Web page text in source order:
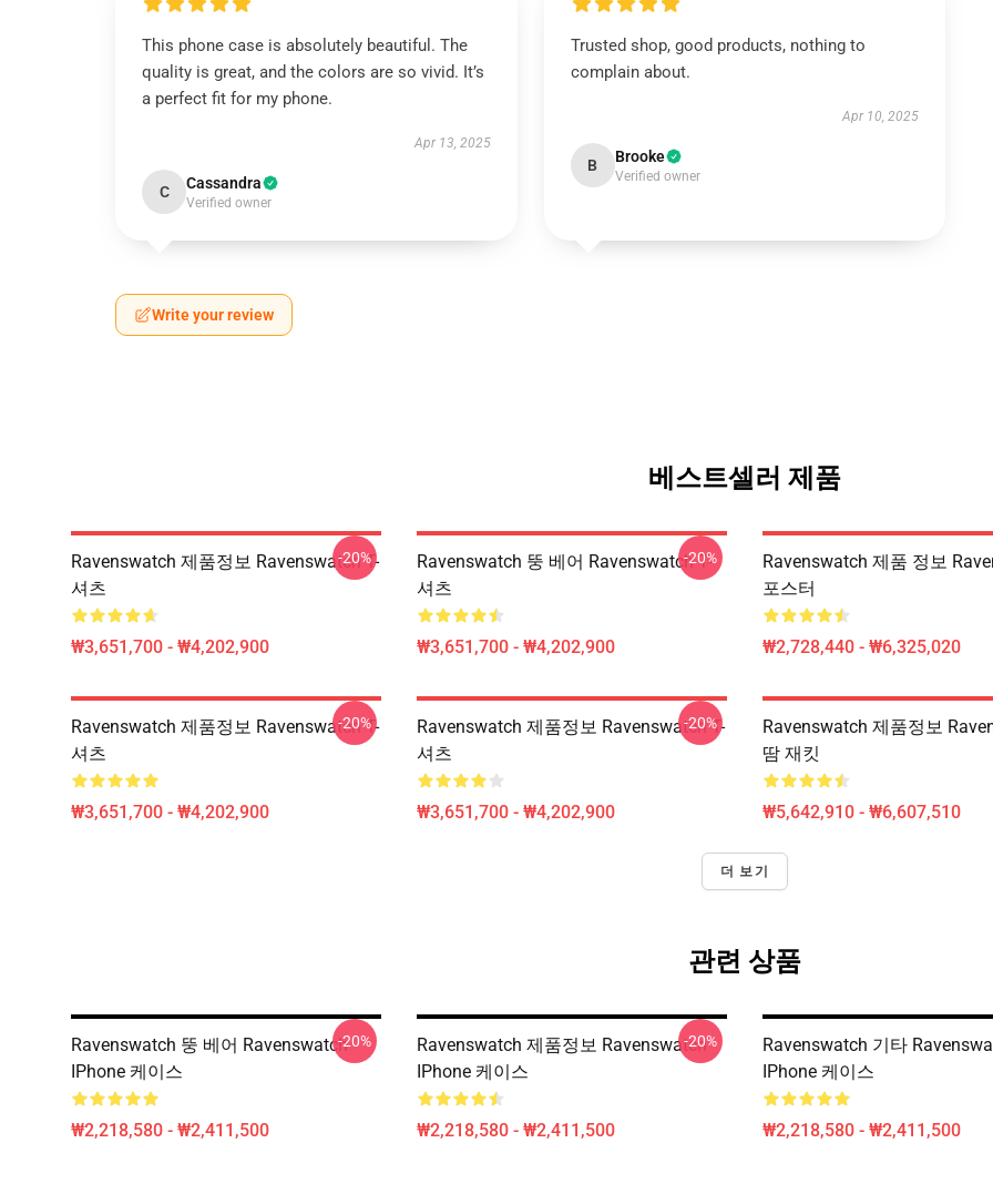
This phone case is absolutely beautiful. The
quality is great, and the colors are so vivid. It’s
a perfect fit for my phone.
Apr 13, 2025
C Cassandra
Verified owner
Trusted shop, good products, nothing to
complain about.
Apr 10, 2025
B Brooke
Verified owner
Write your review
베스트셀러 제품
Ravenswatch 제품정보 Ravenswatch T-
셔츠
₩3,651,700 - ₩4,202,900
-20%
Ravenswatch 뚱 베어 Ravenswatch T-
셔츠
₩3,651,700 - ₩4,202,900
-20%
Ravenswatch 제품 정보
포스터
₩2,728,440 - ₩6,325,020
Ravenswatch 제품정보 Ravenswatch T-
셔츠
₩3,651,700 - ₩4,202,900
-20%
Ravenswatch 제품정보 Ravenswatch T-
셔츠
₩3,651,700 - ₩4,202,900
-20%
Ravenswatch 제품정보
땀 재킷
₩5,642,910 - ₩6,607,510
더 보기
관련 상품
Ravenswatch 뚱 베어 Ravenswatch
IPhone 케이스
₩2,218,580 - ₩2,411,500
-20%
Ravenswatch 제품정보 Ravenswatch
IPhone 케이스
₩2,218,580 - ₩2,411,500
-20%
Ravenswatch 기타
IPhone 케이스
₩2,218,580 - ₩2,411,500